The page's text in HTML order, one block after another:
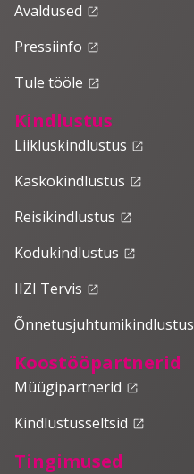
Avaldused launch
Pressiinfo launch
Tule tööle launch
Kindlustus
Liikluskindlustus launch
Kaskokindlustus launch
Reisikindlustus launch
Kodukindlustus launch
IIZI Tervis launch
Õnnetusjuhtumikindlustus
Koostööpartnerid
Müügipartnerid launch
Kindlustusseltsid launch
Tingimused